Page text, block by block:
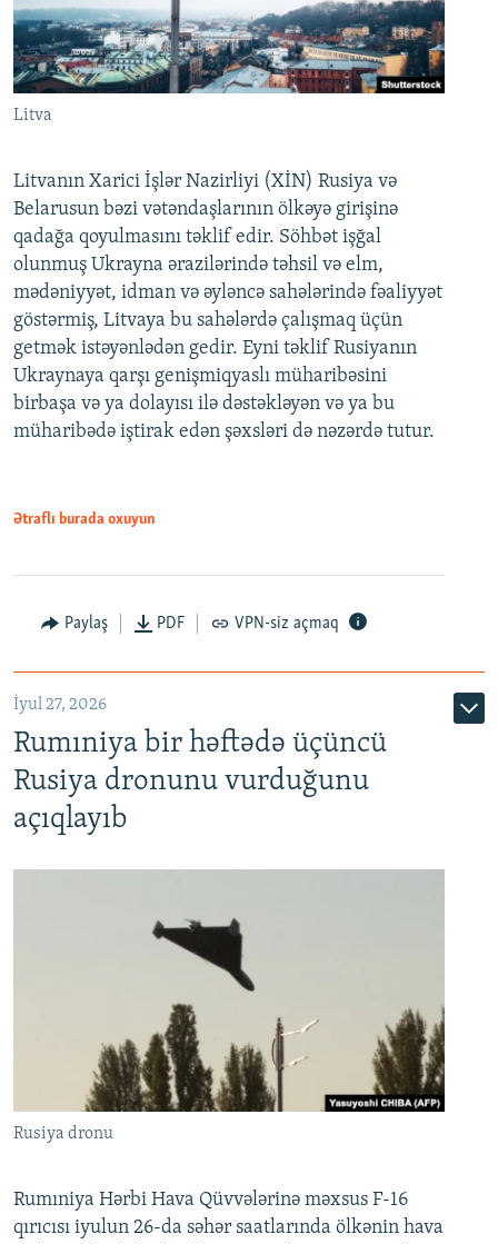
Litva
Litvanın Xarici İşlər Nazirliyi (XİN) Rusiya və
Belarusun bəzi vətəndaşlarının ölkəyə girişinə
qadağa qoyulmasını təklif edir. Söhbət işğal
olunmuş Ukrayna ərazilərində təhsil və elm,
mədəniyyət, idman və əyləncə sahələrində fəaliyyət
göstərmiş, Litvaya bu sahələrdə çalışmaq üçün
getmək istəyənlədən gedir. Eyni təklif Rusiyanın
Ukraynaya qarşı genişmiqyaslı müharibəsini
birbaşa və ya dolayısı ilə dəstəkləyən və ya bu
müharibədə iştirak edən şəxsləri də nəzərdə tutur.
Ətraflı burada oxuyun
Paylaş PDF VPN-siz açmaq
İyul 27, 2026
Rumıniya bir həftədə üçüncü
Rusiya dronunu vurduğunu
açıqlayıb
Rusiya dronu
Rumıniya Hərbi Hava Qüvvələrinə məxsus F-16
qırıcısı iyulun 26-da səhər saatlarında ölkənin hava